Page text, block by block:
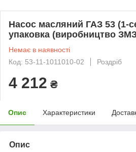
Насос масляний ГАЗ 53 (1-
упаковка (виробництво
Немає в наявності
Код: 53-11-1011010-02
Роздріб
4 212 ₴
Опис Характеристики
Опис